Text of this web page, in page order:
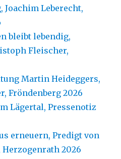
Leberecht,
bleibt lebendig,
Fleischer,
Martin Heideggers,
Fröndenberg 2026
Lägertal, Pressenotiz
erneuern, Predigt von
Herzogenrath 2026